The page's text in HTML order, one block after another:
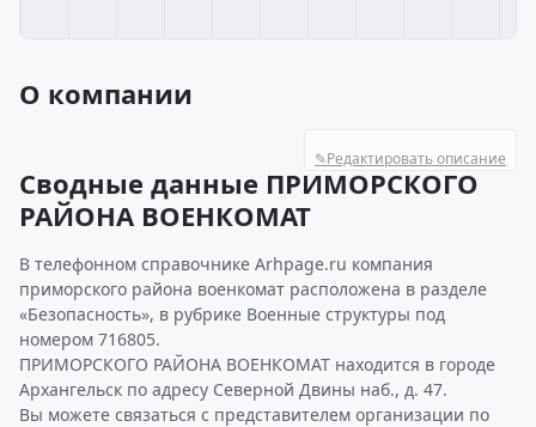
О компании
✎Редактировать описание
Сводные данные ПРИМОРСКОГО
РАЙОНА ВОЕНКОМАТ
В телефонном справочнике Arhpage.ru компания
приморского района военкомат расположена в разделе
«Безопасность», в рубрике Военные структуры под
номером 716805.
ПРИМОРСКОГО РАЙОНА ВОЕНКОМАТ находится в городе
Архангельск по адресу Северной Двины наб., д. 47.
Вы можете связаться с представителем организации по